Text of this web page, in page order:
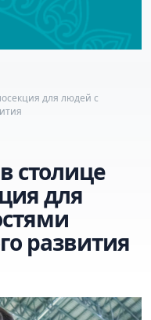
для людей с
столице
для
развития